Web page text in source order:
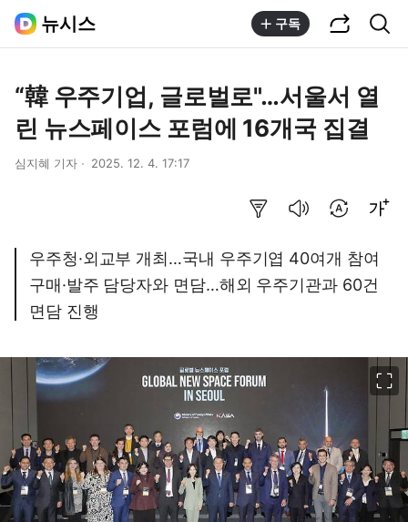
뉴시스 구독
“韓 우주기업, 글로벌로"…서울서 열
린 뉴스페이스 포럼에 16개국 집결
심지혜 기자 2025. 12. 4. 17:17
우주청·외교부 개최…국내 우주기엽 40여개 참여
구매·발주 담당자와 면담…해외 우주기관과 60건
면담 진행